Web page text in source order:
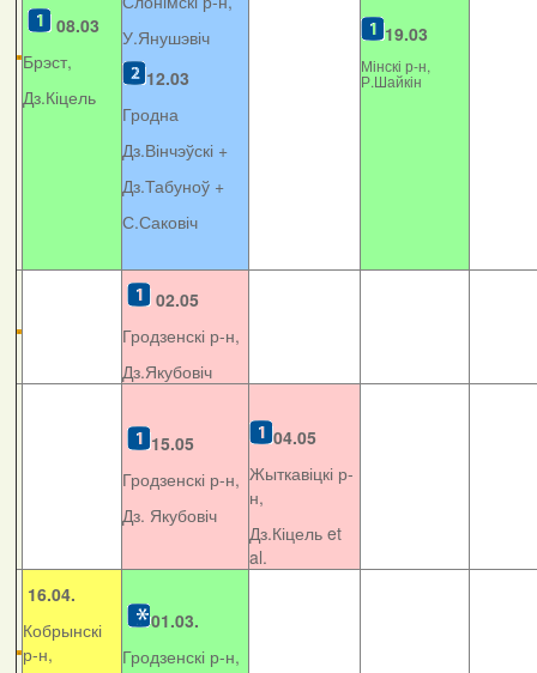
08.03
Брэст,
Дз.Кіцель
У.Янушэвіч
12.03
Гродна
Дз.Вінчэўскі +
Дз.Табуноў +
С.Саковіч
19.03
Мінскі р-н,
Р.Шайкін
02.05
Гродзенскі р-н,
Дз.Якубовіч
15.05
Гродзенскі р-н,
Дз. Якубовіч
04.05
Жыткавіцкі р-
н,
Дз.Кіцель et
al.
16.04.
Кобрынскі
р-н,
01.03.
Гродзенскі р-н,